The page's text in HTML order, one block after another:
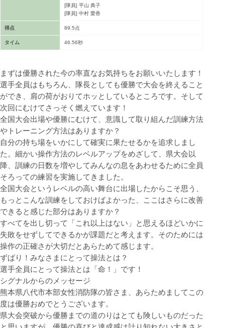
[隊員] 平山 典子
[隊員] 中村 愛香
得点 89.5点
タイム 46.56秒
まずは優勝された今の率直なお気持ちをお願いいたします！
選手全員はもちろん、隊長としても優勝で大会を終えること
ができ、肩の荷がおりてホッとしているところです。そして
次回にむけてさっそく燃えています！
全国大会出場や優勝にむけて、意識して取り組んだ訓練方法
やトレーニング方法はありますか？
自分の持ち場をいかにして確実に果たせるかを追求しまし
た。細かい操作方法のレベルアップをめざして、県大会以
降、訓練の日数を増やしてみんなの息をあわせるために全員
そろっての練習を実施してきました。
全国大会というレベルの高い舞台に出場したからこそ思う、
もっとこんな訓練をしておけばよかった、ここはさらに改善
できると感じた部分はありますか？
すべてを出し切って「これ以上はない」と思えるほどいかに
失敗をせずしてできるかが課題だと考えます。そのためには
操作の正確さが大切だとあらためて感じます。
ずばり！みなさまにとって操法とは？
選手全員にとって操法とは「命！」です！
シグナルからのメッセージ
熊本県八代市本部女性消防隊の皆さま、あらためましてこの
度は優勝おめでとうございます。
県大会突破から優勝までの道のりはとても険しいものだった